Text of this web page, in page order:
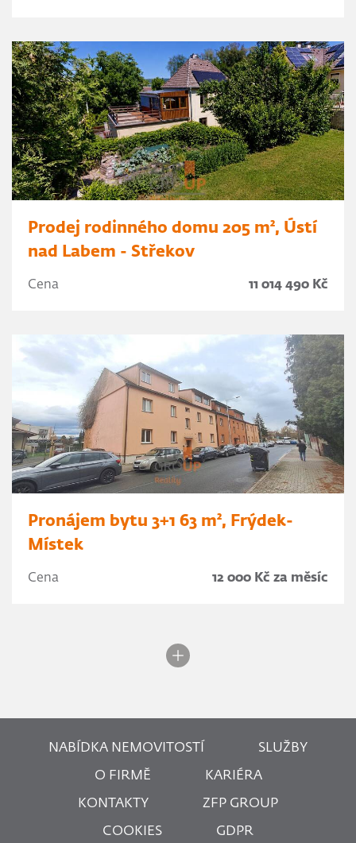
Prodej rodinného domu 205 m², Ústí
nad Labem - Střekov
Cena 11 014 490 Kč
Pronájem bytu 3+1 63 m², Frýdek-
Místek
Cena 12 000 Kč za měsíc
NABÍDKA NEMOVITOSTÍ SLUŽBY
O FIRMĚ KARIÉRA
KONTAKTY ZFP GROUP
COOKIES GDPR